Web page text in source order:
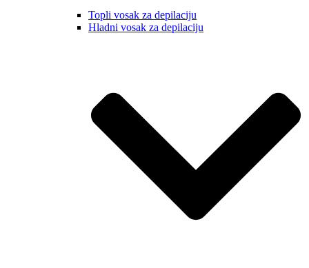
Topli vosak za depilaciju
Hladni vosak za depilaciju